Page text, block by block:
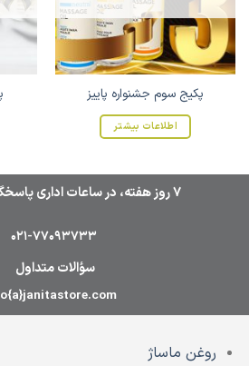
پکیج سوم جشنواره پاییز
اطلاعات بیشتر
7 روز هفته، در ساعات اداری پاسخگوی شما هستیم.
021-77093733
سؤالات متداول
روغن ماساژ